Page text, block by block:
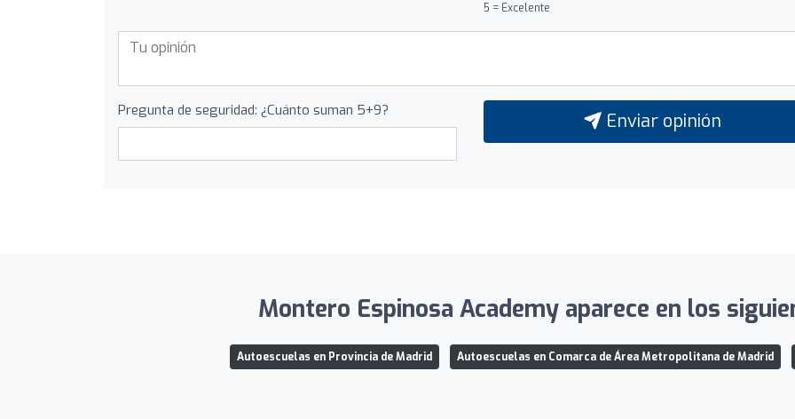
5 = Excelente
Pregunta de seguridad: ¿Cuánto suman 5+9? Enviar opinión
Montero Espinosa Academy aparece en los
Autoescuelas en Provincia de Madrid Autoescuelas en Comarca de Área Metropolitana de Madrid